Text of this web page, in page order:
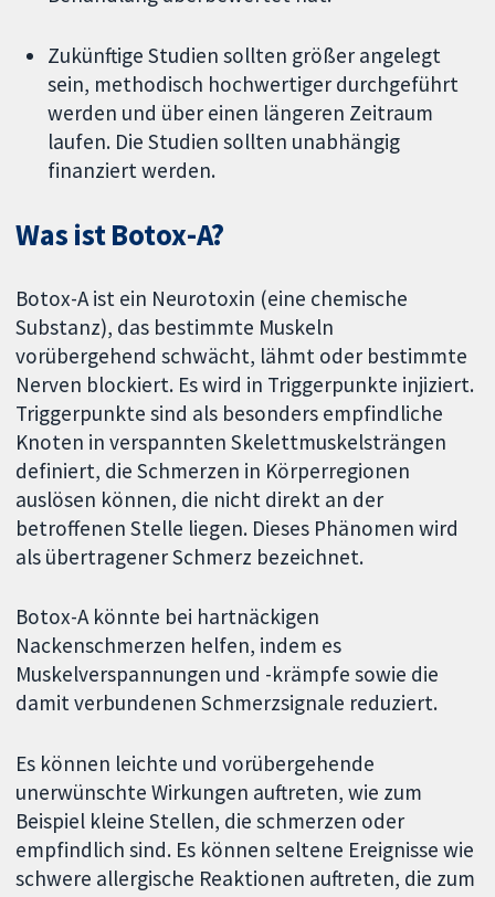
Zukünftige Studien sollten größer angelegt
sein, methodisch hochwertiger durchgeführt
werden und über einen längeren Zeitraum
laufen. Die Studien sollten unabhängig
finanziert werden.
Was ist Botox-A?
Botox-A ist ein Neurotoxin (eine chemische
Substanz), das bestimmte Muskeln
vorübergehend schwächt, lähmt oder bestimmte
Nerven blockiert. Es wird in Triggerpunkte injiziert.
Triggerpunkte sind als besonders empfindliche
Knoten in verspannten Skelettmuskelsträngen
definiert, die Schmerzen in Körperregionen
auslösen können, die nicht direkt an der
betroffenen Stelle liegen. Dieses Phänomen wird
als übertragener Schmerz bezeichnet.
Botox-A könnte bei hartnäckigen
Nackenschmerzen helfen, indem es
Muskelverspannungen und -krämpfe sowie die
damit verbundenen Schmerzsignale reduziert.
Es können leichte und vorübergehende
unerwünschte Wirkungen auftreten, wie zum
Beispiel kleine Stellen, die schmerzen oder
empfindlich sind. Es können seltene Ereignisse wie
schwere allergische Reaktionen auftreten, die zum